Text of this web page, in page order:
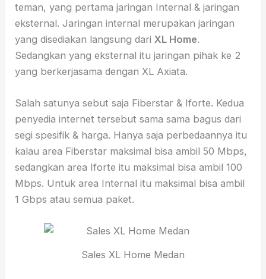
teman, yang pertama jaringan Internal & jaringan
eksternal. Jaringan internal merupakan jaringan
yang disediakan langsung dariXL Home.
Sedangkan yang eksternal itu jaringan pihak ke 2
yang berkerjasama dengan XL Axiata.
Salah satunya sebut saja Fiberstar & Iforte. Kedua
penyedia internet tersebut sama sama bagus dari
segi spesifik & harga. Hanya saja perbedaannya itu
kalau area Fiberstar maksimal bisa ambil 50 Mbps,
sedangkan area Iforte itu maksimal bisa ambil 100
Mbps. Untuk area Internal itu maksimal bisa ambil
1 Gbps atau semua paket.
Sales XL Home Medan